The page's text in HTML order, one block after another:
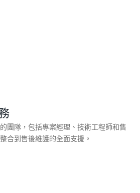
團隊，包括專案經理、技術工程師和售
合到售後維護的全面支援。